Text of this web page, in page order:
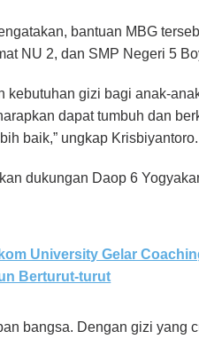
bantuan MBG
NU 2, dan SMP Negeri 5
kebutuhan gizi bagi anak-
dapat tumbuh dan
baik,” ungkap Krisbiyantoro.
dukungan Daop 6
University Gelar
Berturut-turut
bangsa. Dengan gizi yang